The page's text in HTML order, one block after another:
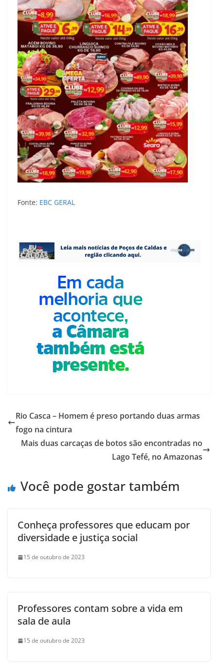
Fonte: EBC GERAL
Rio Casca – Homem é preso portando duas armas
fogo na cintura
Mais duas carcaças de botos são encontradas no
Lago Tefé, no Amazonas
Você pode gostar também
Conheça professores que educam por
diversidade e justiça social
15 de outubro de 2023
Professores contam sobre a vida em
sala de aula
15 de outubro de 2023